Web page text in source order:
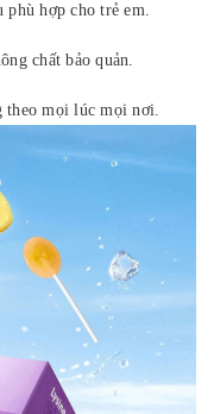
phù hợp cho trẻ em.
chất bảo quản.
theo mọi lúc mọi nơi.